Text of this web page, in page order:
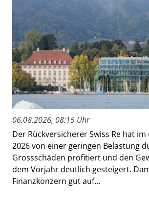
06.08.2026, 08:15 Uhr
Der Rückversicherer Swiss Re hat
2026 von einer geringen Belastung
Grossschäden profitiert und den
dem Vorjahr deutlich gesteigert.
Finanzkonzern gut auf...